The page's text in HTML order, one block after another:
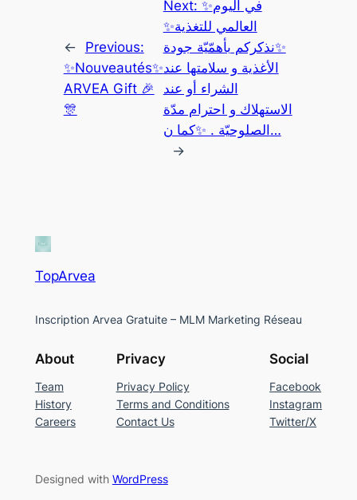
←
Previous:
✨Nouveautés✨
ARVEA Gift 🎉
🎊
Next: ✨في اليوم
العالمي للتغذية✨
✨نذكركم بأهمّيّة جودة
الأغذية و سلامتها عند
الشراء أو عند
الاستهلاك و احترام مدّة
الصلوحيّة . ✨كما ن…
→
TopArvea
Inscription Arvea Gratuite – MLM Marketing Réseau
About
Team
History
Careers
Privacy
Privacy Policy
Terms and Conditions
Contact Us
Social
Facebook
Instagram
Twitter/X
Designed with WordPress